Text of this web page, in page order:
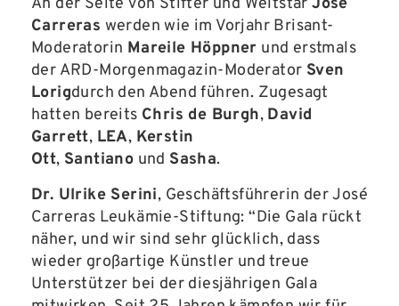
An der Seite von Stifter und WeltstarJosé
Carreras werden wie im Vorjahr Brisant-
Moderatorin Mareile Höppner und erstmals
der ARD-Morgenmagazin-Moderator Sven
Lorigdurch den Abend führen. Zugesagt
hatten bereits Chris de Burgh, David
Garrett, LEA, Kerstin
Ott, Santiano und Sasha.
Dr. Ulrike Serini, Geschäftsführerin der José
Carreras Leukämie-Stiftung: “Die Gala rückt
näher, und wir sind sehr glücklich, dass
wieder großartige Künstler und treue
Unterstützer bei der diesjährigen Gala